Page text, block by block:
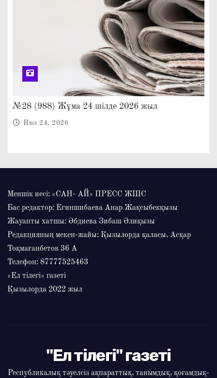
№28 (988) Жұма 24 шілде 2026 жыл
Июл 24, 2026
Меншік иесі: «САН- АЙ» ПРЕСС ЖШС
Бас редактор: Егиншибаева Анар Жақсыбекқызы
Жауапты хатшы: Әбдиева Зибаш Әлиқызы
Редакцияның мекен-жайы: Қызылорда қаласы, Асқар
Тоқмағанбетов 36 А
Телефон: 87777525463
«Ел тілегі» газеті
Қызылорда 2022 жыл
"Ел тілегі" газеті
Республикалық тәуелсіз ақпараттық, танымдық, қоғамдық-